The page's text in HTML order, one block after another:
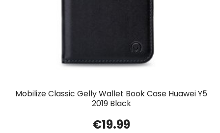
Mobilize Classic Gelly Wallet Book Case Huawei Y5
2019 Black
€19.99